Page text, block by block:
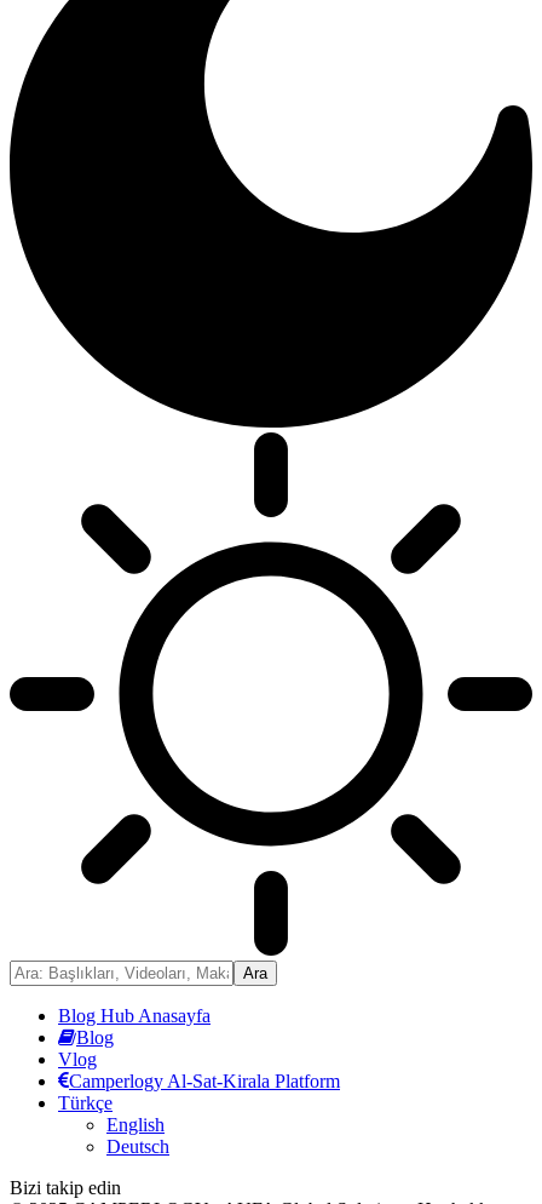
Blog Hub Anasayfa
Blog
Vlog
Camperlogy Al-Sat-Kirala Platform
Türkçe
English
Deutsch
Bizi takip edin